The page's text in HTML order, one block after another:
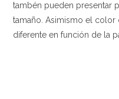
tambén pueden presentar
tamaño. Asimismo el color
diferente en función de la